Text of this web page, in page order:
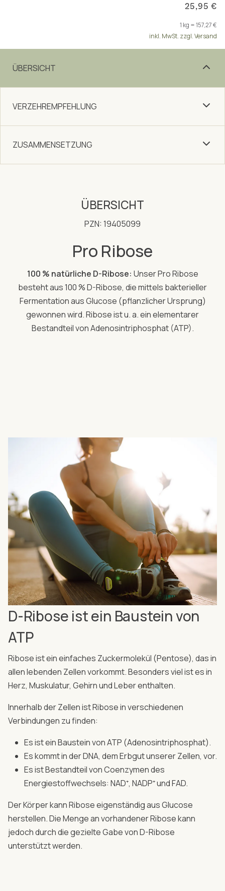
25,95 €
1 kg = 157,27 €
inkl. MwSt. zzgl. Versand
ÜBERSICHT
VERZEHREMPFEHLUNG
ZUSAMMENSETZUNG
ÜBERSICHT
PZN: 19405099
Pro Ribose
100 % natürliche D-Ribose: Unser Pro Ribose
besteht aus 100 % D-Ribose, die mittels bakterieller
Fermentation aus Glucose (pflanzlicher Ursprung)
gewonnen wird. Ribose ist u. a. ein elementarer
Bestandteil von Adenosintriphosphat (ATP).
D-Ribose ist ein Baustein von
ATP
Ribose ist ein einfaches Zuckermolekül (Pentose), das in
allen lebenden Zellen vorkommt. Besonders viel ist es in
Herz, Muskulatur, Gehirn und Leber enthalten.
Innerhalb der Zellen ist Ribose in verschiedenen
Verbindungen zu finden:
Es ist ein Baustein von ATP (Adenosintriphosphat).
Es kommt in der DNA, dem Erbgut unserer Zellen, vor.
Es ist Bestandteil von Coenzymen des
Energiestoffwechsels: NAD⁺, NADP⁺ und FAD.
Der Körper kann Ribose eigenständig aus Glucose
herstellen. Die Menge an vorhandener Ribose kann
jedoch durch die gezielte Gabe von D-Ribose
unterstützt werden.